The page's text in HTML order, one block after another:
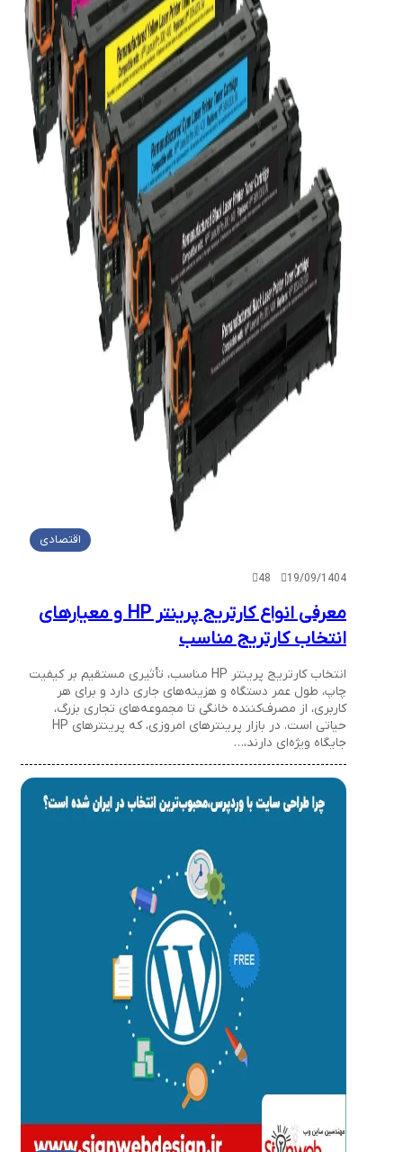
اقتصادی
19/09/1404
48
معرفی انواع کارتریج پرینتر HP و معیارهای
انتخاب کارتریج مناسب
انتخاب کارتریج پرینتر HP مناسب، تأثیری مستقیم بر کیفیت
چاپ، طول عمر دستگاه و هزینه‌های جاری دارد و برای هر
کاربری، از مصرف‌کننده خانگی تا مجموعه‌های تجاری بزرگ،
حیاتی است. در بازار پرینترهای امروزی، که پرینترهای HP
جایگاه ویژه‌ای دارند،…